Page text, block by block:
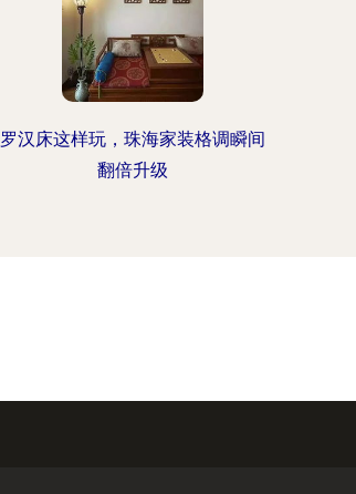
罗汉床这样玩，珠海家装格调瞬间
翻倍升级